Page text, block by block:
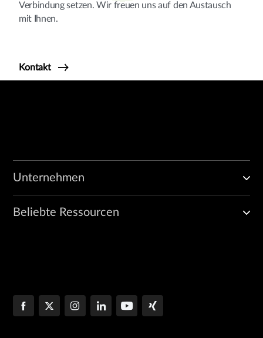
Verbindung setzen. Wir freuen uns auf den Austausch
mit Ihnen.
Kontakt
Unternehmen
Beliebte Ressourcen